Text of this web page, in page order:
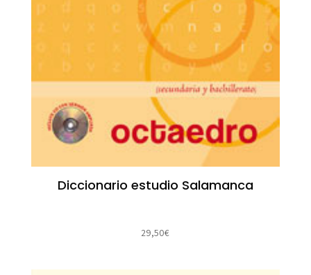
Diccionario estudio Salamanca
29,50€